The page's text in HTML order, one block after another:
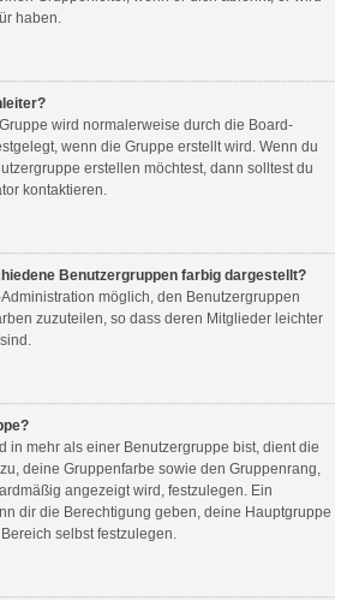
haben.
wird normalerweise durch die Board-
wenn die Gruppe erstellt wird. Wenn du
erstellen möchtest, dann solltest du
kontaktieren.
Benutzergruppen farbig dargestellt?
möglich, den Benutzergruppen
zuzuteilen, so dass deren Mitglieder leichter
in mehr als einer Benutzergruppe bist, dient die
deine Gruppenfarbe sowie den Gruppenrang,
angezeigt wird, festzulegen. Ein
dir die Berechtigung geben, deine Hauptgruppe
selbst festzulegen.